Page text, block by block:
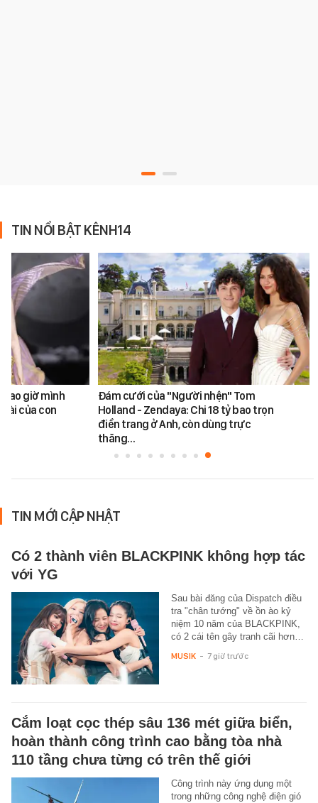
TIN NỔI BẬT KÊNH14
bao giờ mình
của con
Đám cưới của "Người nhện" Tom
Holland - Zendaya: Chi 18 tỷ bao trọn
điền trang ở Anh, còn dùng trực
thăng…
TIN MỚI CẬP NHẬT
Có 2 thành viên BLACKPINK không hợp tác
với YG
Sau bài đăng của Dispatch điều
tra "chân tướng" về ồn ào kỷ
niệm 10 năm của BLACKPINK,
có 2 cái tên gây tranh cãi hơn…
MUSIK - 7 giờ trước
Cắm loạt cọc thép sâu 136 mét giữa biển,
hoàn thành công trình cao bằng tòa nhà
110 tầng chưa từng có trên thế giới
Công trình này ứng dụng một
trong những công nghệ điện gió